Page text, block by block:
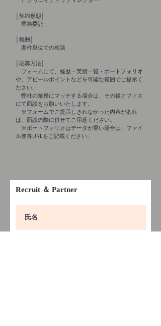
契約形態
業務委託
報酬
案件単位での相談
応募方法
フォームにて、経歴・実績一覧・ポートフォリオ
や、アピールポイントなどを可能な範囲でご提示く
ださい。
弊社の業務にマッチする場合は、その後オフィス
にて面談をお願いいたします。
※フォームでご提示しきれなかった内容があれ
ば、面談の際に併せてご用意ください。
※ポートフォリオはデータが重い場合は、ファイ
ル便等URLをご記載ください。
​Recruit ＆ Partner